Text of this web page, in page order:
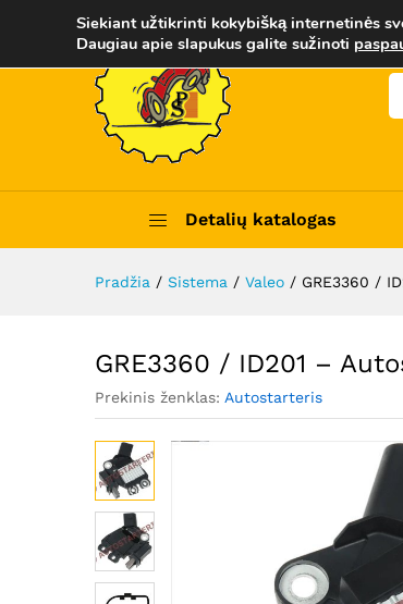
Detalių katalogas
Pradžia / Sistema / Valeo / GRE3360 /
GRE3360 / ID201 –
Prekinis ženklas: Autostarteris
Siekiant užtikrinti kokybišką internetinės
Daugiau apie slapukus galite sužinoti
Aprašymas Trumpas